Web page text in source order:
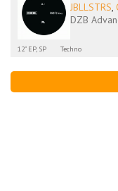
JBLLSTRS,
DZB
12" EP, SP Techno